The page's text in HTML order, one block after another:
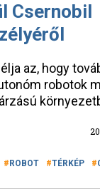
Csernobil
az, hogy
robotok
ROBOT TÉRKÉP